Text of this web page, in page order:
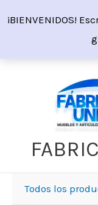
¡BIENVENIDOS!
Todos los